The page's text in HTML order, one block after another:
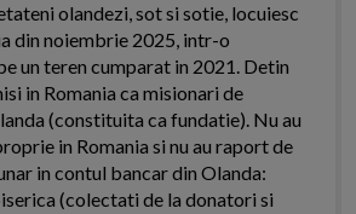
olandezi, sot si sotie, locuiesc
din noiembrie 2025, intr-o
un teren cumparat in 2021. Detin
in Romania ca misionari de
(constituita ca fundatie). Nu au
in Romania si nu au raport de
in contul bancar din Olanda:
(colectati de la donatori si